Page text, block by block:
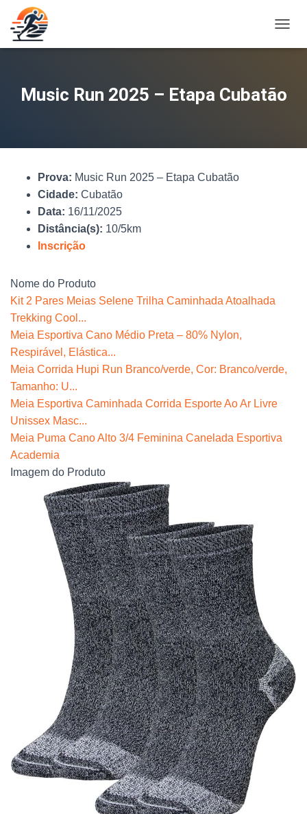
L
N
Music Run 2025 – Etapa Cubatão
Prova: Music Run 2025 – Etapa Cubatão
Cidade: Cubatão
Data: 16/11/2025
Distância(s): 10/5km
Inscrição
Nome do Produto
Kit 2 Pares Meias Selene Trilha Caminhada Atoalhada
Trekking Cool...
Meia Esportiva Cano Médio Preta – 80% Nylon,
Respirável, Elástica...
Meia Corrida Hupi Run Branco/verde, Cor: Branco/verde,
Tamanho: U...
Meia Esportiva Caminhada Corrida Esporte Ao Ar Livre
Unissex Masc...
Meia Puma Cano Alto 3/4 Feminina Canelada Esportiva
Academia
Imagem do Produto